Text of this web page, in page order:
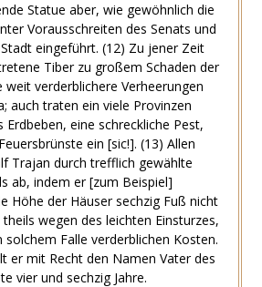
Statue aber, wie gewöhnlich die
Vorausschreiten des Senats und
eingeführt. (12) Zu jener Zeit
Tiber zu großem Schaden der
weit verderblichere Verheerungen
auch traten ein viele Provinzen
eine schreckliche Pest,
ein [sic!]. (13) Allen
Trajan durch trefflich gewählte
ab, indem er [zum Beispiel]
Höhe der Häuser sechzig Fuß nicht
wegen des leichten Einsturzes,
Falle verderblichen Kosten.
er mit Recht den Namen Vater des
vier und sechzig Jahre.